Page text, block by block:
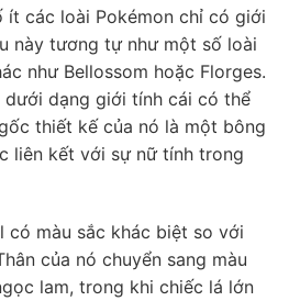
ít các loài Pokémon chỉ có giới
này tương tự như một số loài
như Bellossom hoặc Florges.
dạng giới tính cái có thể
thiết kế của nó là một bông
liên kết với sự nữ tính trong
có màu sắc khác biệt so với
của nó chuyển sang màu
lam, trong khi chiếc lá lớn